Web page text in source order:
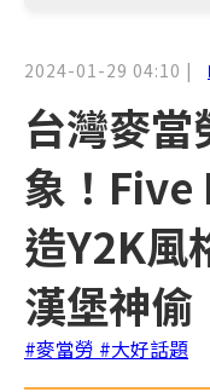
2024-01-29 04:10 |
台灣麥
象！
造Y2K風
漢堡神偷
#麥當勞 #大好話題